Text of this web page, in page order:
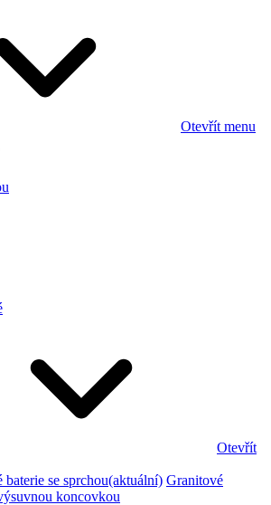
Otevřít menu
Otevřít
baterie se sprchou(aktuální) Granitové
koncovkou